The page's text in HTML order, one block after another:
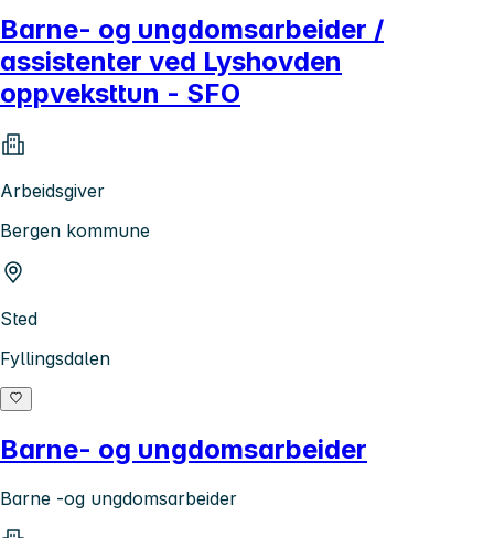
Barne- og ungdomsarbeider /
assistenter ved Lyshovden
oppveksttun - SFO
Arbeidsgiver
Bergen kommune
Sted
Fyllingsdalen
Barne- og ungdomsarbeider
Barne -og ungdomsarbeider